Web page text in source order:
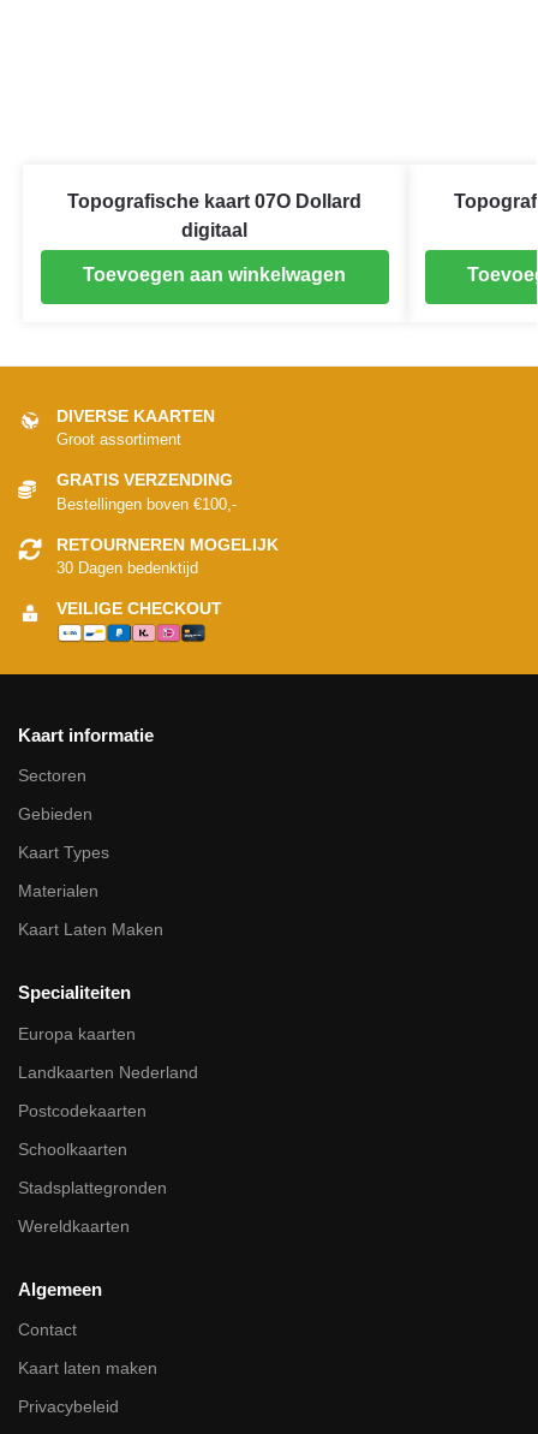
Topografische kaart 07O Dollard
digitaal
Toevoegen aan winkelwagen
DIVERSE KAARTEN
Groot assortiment
GRATIS VERZENDING
Bestellingen boven €100,-
RETOURNEREN MOGELIJK
30 Dagen bedenktijd
VEILIGE CHECKOUT
Kaart informatie
Sectoren
Gebieden
Kaart Types
Materialen
Kaart Laten Maken
Specialiteiten
Europa kaarten
Landkaarten Nederland
Postcodekaarten
Schoolkaarten
Stadsplattegronden
Wereldkaarten
Algemeen
Contact
Kaart laten maken
Privacybeleid